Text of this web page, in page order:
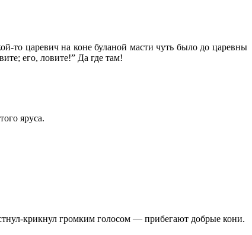
то царевич на коне буланой масти чуть было до царевны
его, ловите!” Да где там!
яруса.
крикнул громким голосом — прибегают добрые кони.